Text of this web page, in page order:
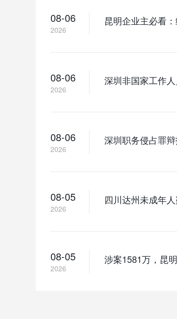
08-06
2026
昆明企业主必看
08-06
2026
深圳非国家工作
08-06
2026
深圳职务侵占罪
08-05
2026
四川达州未成年
08-05
2026
涉案1581万，昆